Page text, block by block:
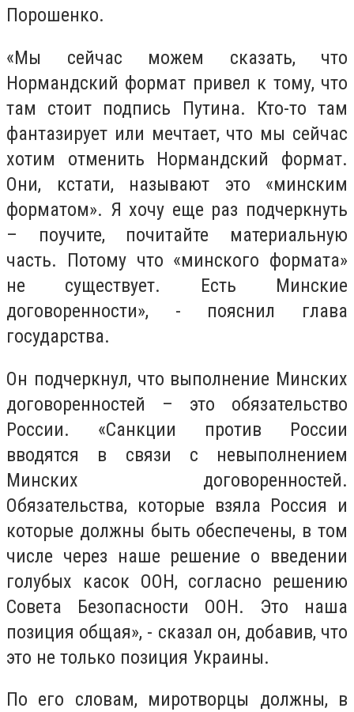
Порошенко.
«Мы сейчас можем сказать, что
Нормандский формат привел к тому, что
там стоит подпись Путина. Кто-то там
фантазирует или мечтает, что мы сейчас
хотим отменить Нормандский формат.
Они, кстати, называют это «минским
форматом». Я хочу еще раз подчеркнуть
– поучите, почитайте материальную
часть. Потому что «минского формата»
не существует. Есть Минские
договоренности», - пояснил глава
государства.
Он подчеркнул, что выполнение Минских
договоренностей – это обязательство
России. «Санкции против России
вводятся в связи с невыполнением
Минских договоренностей.
Обязательства, которые взяла Россия и
которые должны быть обеспечены, в том
числе через наше решение о введении
голубых касок ООН, согласно решению
Совета Безопасности ООН. Это наша
позиция общая», - сказал он, добавив, что
это не только позиция Украины.
По его словам, миротворцы должны, в